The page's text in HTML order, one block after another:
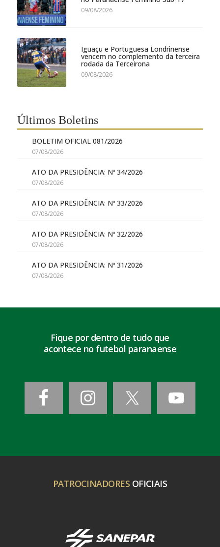
09/08/2026
Iguaçu e Portuguesa Londrinense
vencem no complemento da terceira
rodada da Terceirona
09/08/2026
Últimos Boletins
BOLETIM OFICIAL 081/2026
07/08/2026
ATO DA PRESIDÊNCIA: Nº 34/2026
07/08/2026
ATO DA PRESIDÊNCIA: Nº 33/2026
07/08/2026
ATO DA PRESIDÊNCIA: Nº 32/2026
07/08/2026
ATO DA PRESIDÊNCIA: Nº 31/2026
07/08/2026
Fique por dentro de tudo que
acontece no futebol paranaense
PATROCINADORES OFICIAIS